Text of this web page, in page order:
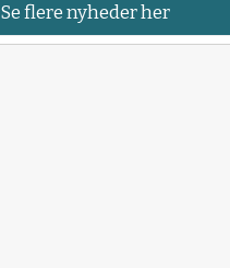
Se flere nyheder her